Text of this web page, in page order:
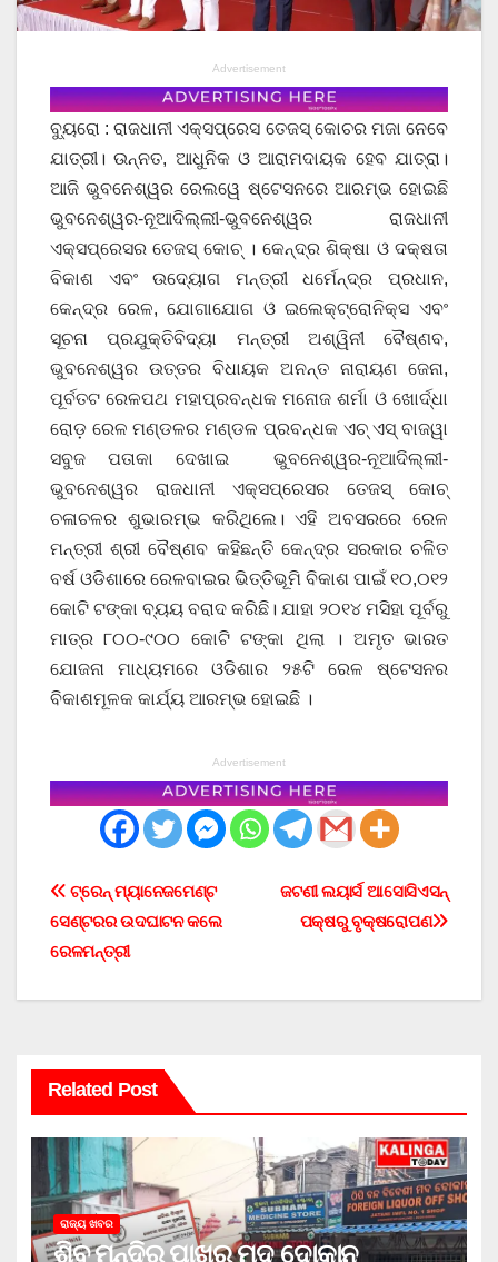
Advertisement
ବ୍ୟୁରୋ : ରାଜଧାନୀ ଏକ୍ସପ୍ରେସ ତେଜସ୍ କୋଚର ମଜା ନେବେ
ଯାତ୍ରୀ। ଉନ୍ନତ, ଆଧୁନିକ ଓ ଆରାମଦାୟକ ହେବ ଯାତ୍ରା।
ଆଜି ଭୁବନେଶ୍ୱର ରେଲୱେ ଷ୍ଟେସନରେ ଆରମ୍ଭ ହୋଇଛି
ଭୁବନେଶ୍ୱର-ନୂଆଦିଲ୍ଲୀ-ଭୁବନେଶ୍ୱର ରାଜଧାନୀ
ଏକ୍ସପ୍ରେସର ତେଜସ୍ କୋଚ୍ । କେନ୍ଦ୍ର ଶିକ୍ଷା ଓ ଦକ୍ଷତା
ବିକାଶ ଏବଂ ଉଦ୍ୟୋଗ ମନ୍ତ୍ରୀ ଧର୍ମେନ୍ଦ୍ର ପ୍ରଧାନ,
କେନ୍ଦ୍ର ରେଳ, ଯୋଗାଯୋଗ ଓ ଇଲେକ୍ଟ୍ରୋନିକ୍ସ ଏବଂ
ସୂଚନା ପ୍ରଯୁକ୍ତିବିଦ୍ୟା ମନ୍ତ୍ରୀ ଅଶ୍ୱିନୀ ବୈଷ୍ଣବ,
ଭୁବନେଶ୍ୱର ଉତ୍ତର ବିଧାୟକ ଅନନ୍ତ ନାରାୟଣ ଜେନା,
ପୂର୍ବତଟ ରେଳପଥ ମହାପ୍ରବନ୍ଧକ ମନୋଜ ଶର୍ମା ଓ ଖୋର୍ଦ୍ଧା
ରୋଡ଼ ରେଳ ମଣ୍ଡଳର ମଣ୍ଡଳ ପ୍ରବନ୍ଧକ ଏଚ୍ ଏସ୍ ବାଜୱା
ସବୁଜ ପତାକା ଦେଖାଇ ଭୁବନେଶ୍ୱର-ନୂଆଦିଲ୍ଲୀ-
ଭୁବନେଶ୍ୱର ରାଜଧାନୀ ଏକ୍ସପ୍ରେସର ତେଜସ୍ କୋଚ୍
ଚଳାଚଳର ଶୁଭାରମ୍ଭ କରିଥିଲେ। ଏହି ଅବସରରେ ରେଳ
ମନ୍ତ୍ରୀ ଶ୍ରୀ ବୈଷ୍ଣବ କହିଛନ୍ତି କେନ୍ଦ୍ର ସରକାର ଚଳିତ
ବର୍ଷ ଓଡିଶାରେ ରେଳବାଇର ଭିତ୍ତିଭୂମି ବିକାଶ ପାଇଁ ୧୦,୦୧୨
କୋଟି ଟଙ୍କା ବ୍ୟୟ ବରାଦ କରିଛି। ଯାହା ୨୦୧୪ ମସିହା ପୂର୍ବରୁ
ମାତ୍ର ୮୦୦-୯୦୦ କୋଟି ଟଙ୍କା ଥିଲା । ଅମୃତ ଭାରତ
ଯୋଜନା ମାଧ୍ୟମରେ ଓଡିଶାର ୨୫ଟି ରେଳ ଷ୍ଟେସନର
ବିକାଶମୂଳକ କାର୍ଯ୍ୟ ଆରମ୍ଭ ହୋଇଛି ।
Advertisement
Post
navigation
ଜଟଣୀ ଲୟାର୍ସ ଆସୋସିଏସନ୍
ପକ୍ଷରୁ ବୃକ୍ଷରୋପଣ
ଟ୍ରେନ୍ ମ୍ୟାନେଜମେଣ୍ଟ
ସେଣ୍ଟରର ଉଦଘାଟନ କଲେ
ରେଳମନ୍ତ୍ରୀ
Related Post
ରାଜ୍ୟ ଖବର
ଶିବ ମନ୍ଦିର ପାଖରୁ ମଦ ଦୋକାନ